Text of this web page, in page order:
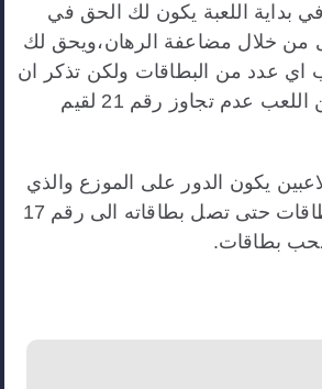
بداية اللعبة يكون لك الحق في
من خلال مضاعفة الرهان،ويحق لك
اي عدد من البطاقات ولكن تذكر ان
الهدف الاساسي من اللعب عدم تجاوز رقم 21 لقيم
يكون الدور على الموزع والذي
ينبغي ان يسحب بطاقات حتى تصل بطاقاته الى رقم 17
بطاقات.